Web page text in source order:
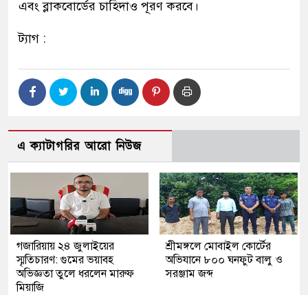
এবং ব্লাকবোর্ডের চাহিদাও পূরণ করবে।
ট্যাগ :
এ ক্যাটাগরির আরো নিউজ
গজারিয়ায় ২৪ জুলাইয়ের
স্মৃতিচারণ: গুমের ভয়াবহ
অভিজ্ঞতা তুলে ধরলেন মারুফ
মিয়াজি
শ্রীমঙ্গলে মোবাইল কোর্টের
অভিযানে ৮০০ ঘনফুট বালু ও
সরঞ্জাম জব্দ